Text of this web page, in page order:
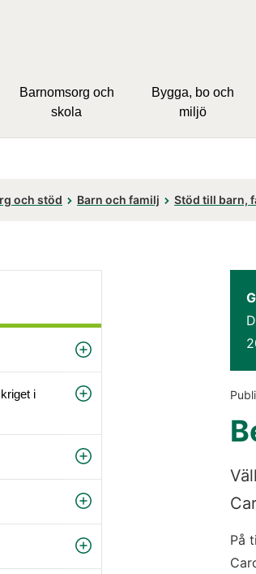
Barnomsorg och
skola
Bygga, bo och
miljö
och stöd Barn och familj Stöd till barn,
i
På